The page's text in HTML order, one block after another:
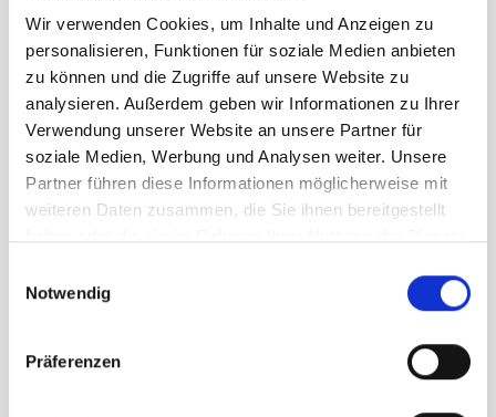
Wir verwenden Cookies, um Inhalte und Anzeigen zu
personalisieren, Funktionen für soziale Medien anbieten
zu können und die Zugriffe auf unsere Website zu
analysieren. Außerdem geben wir Informationen zu Ihrer
Verwendung unserer Website an unsere Partner für
soziale Medien, Werbung und Analysen weiter. Unsere
Partner führen diese Informationen möglicherweise mit
weiteren Daten zusammen, die Sie ihnen bereitgestellt
Notwendig
PräferenzenCarrello